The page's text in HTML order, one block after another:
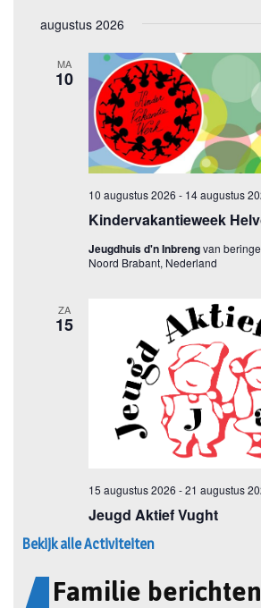
Bekijk alle Activiteiten
Familie berichten